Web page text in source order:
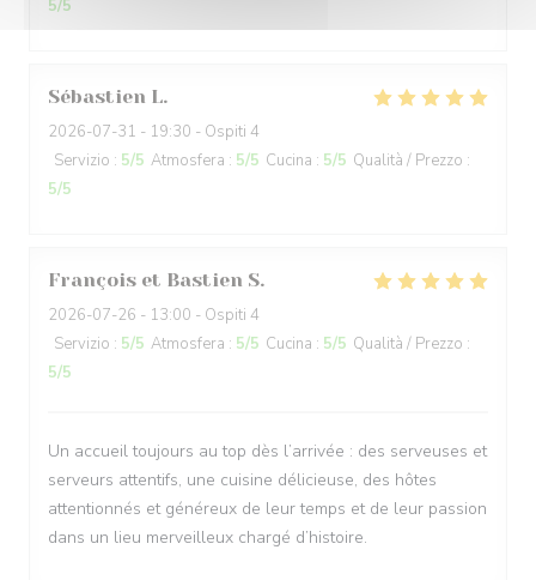
5/5
Sébastien L
2026-07-31 - 19:30 - Ospiti 4
Servizio : 5/5 Atmosfera : 5/5 Cucina : 5/5 Qualità / Prezzo :
5/5
François et Bastien S
2026-07-26 - 13:00 - Ospiti 4
Servizio : 5/5 Atmosfera : 5/5 Cucina : 5/5 Qualità / Prezzo :
5/5
Un accueil toujours au top dès l’arrivée : des serveuses et
serveurs attentifs, une cuisine délicieuse, des hôtes
attentionnés et généreux de leur temps et de leur passion
dans un lieu merveilleux chargé d’histoire.